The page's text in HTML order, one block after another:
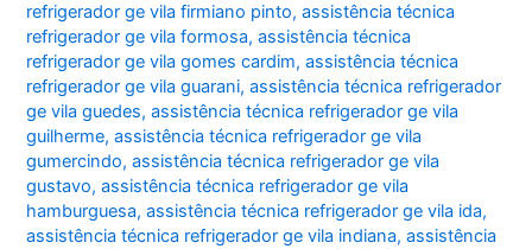
refrigerador ge vila firmiano pinto,assistência técnica
refrigerador ge vila formosa,assistência técnica
refrigerador ge vila gomes cardim,assistência técnica
refrigerador ge vila guarani,assistência técnica refrigerador
ge vila guedes,assistência técnica refrigerador ge vila
guilherme,assistência técnica refrigerador ge vila
gumercindo,assistência técnica refrigerador ge vila
gustavo,assistência técnica refrigerador ge vila
hamburguesa,assistência técnica refrigerador ge vila ida,
assistência técnica refrigerador ge vila indiana,assistência